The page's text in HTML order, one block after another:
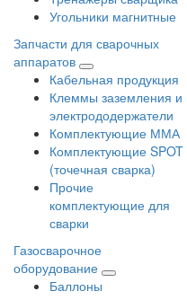
Угольники магнитные
Запчасти для сварочных
аппаратов
Кабельная продукция
Клеммы заземления и
электрододержатели
Комплектующие ММА
Комплектующие SPOT
(точечная сварка)
Прочие
комплектующие для
сварки
Газосварочное
оборудование
Баллоны